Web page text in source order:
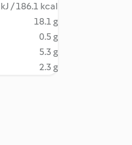
/ 186.1 kcal
18.1 g
0.5 g
5.3 g
2.3 g